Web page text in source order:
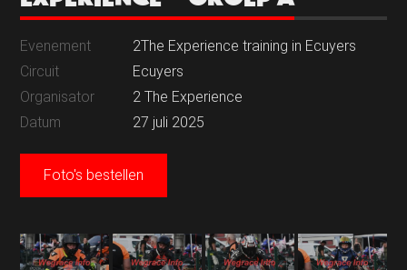
Evenement
2The Experience training in Ecuyers
Circuit
Ecuyers
Organisator
2 The Experience
Datum
27 juli 2025
Foto's bestellen